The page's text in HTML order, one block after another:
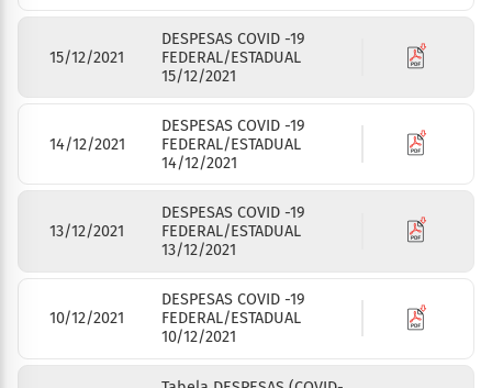
15/12/2021
DESPESAS COVID -19
FEDERAL/ESTADUAL
15/12/2021
14/12/2021
DESPESAS COVID -19
FEDERAL/ESTADUAL
14/12/2021
13/12/2021
DESPESAS COVID -19
FEDERAL/ESTADUAL
13/12/2021
10/12/2021
DESPESAS COVID -19
FEDERAL/ESTADUAL
10/12/2021